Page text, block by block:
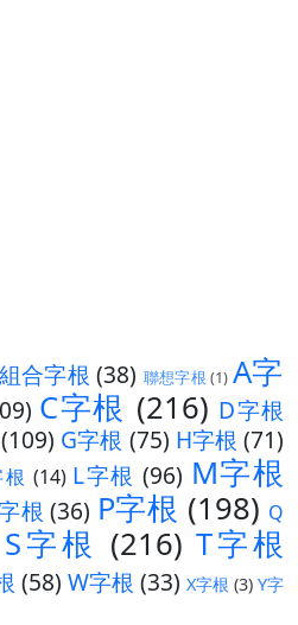
組合字根 (38) 聯想字根 (1) A字
C字根 (216) D字根
(109) G字根 (75) H字根 (71)
(14) L字根 (96) M字根
根 (36) P字根 (198) Q
S字根 (216) T字根
(58) W字根 (33) X字根 (3) Y字